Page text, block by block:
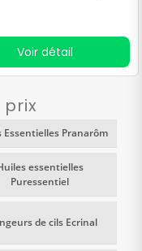
Voir détail
prix
Essentielles Pranarôm
essentielles
Puressentiel
de cils Ecrinal